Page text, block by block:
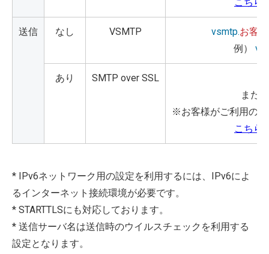
送信 なし VSMTP vsmtp.お客
例）
あり SMTP over SSL
また
※お客様がご利用の
こちら
* IPv6ネットワーク用の設定を利用するには、IPv6によ
るインターネット接続環境が必要です。
* STARTTLSにも対応しております。
* 送信サーバ名は送信時のウイルスチェックを利用する
設定となります。